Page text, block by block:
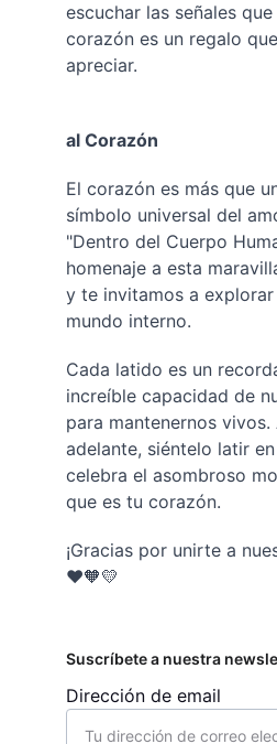
escuchar las señales
corazón es un regalo
apreciar.
al Corazón
El corazón es más que
símbolo universal del
"Dentro del Cuerpo
homenaje a esta
y te invitamos a
mundo interno.
Cada latido es un
increíble capacidad de
para mantenernos vivos.
adelante, siéntelo latir
celebra el asombroso
que es tu corazón.
¡Gracias por unirte a
❤️🧡💛
Dirección de email
Suscríbete a nuestra